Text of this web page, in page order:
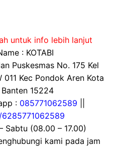
untuk info lebih lanjut
: KOTABI
Puskesmas No. 175 Kel
Kec Pondok Aren Kota
15224
: 085771062589
Sabtu (08.00 – 17.00)
kami pada jam